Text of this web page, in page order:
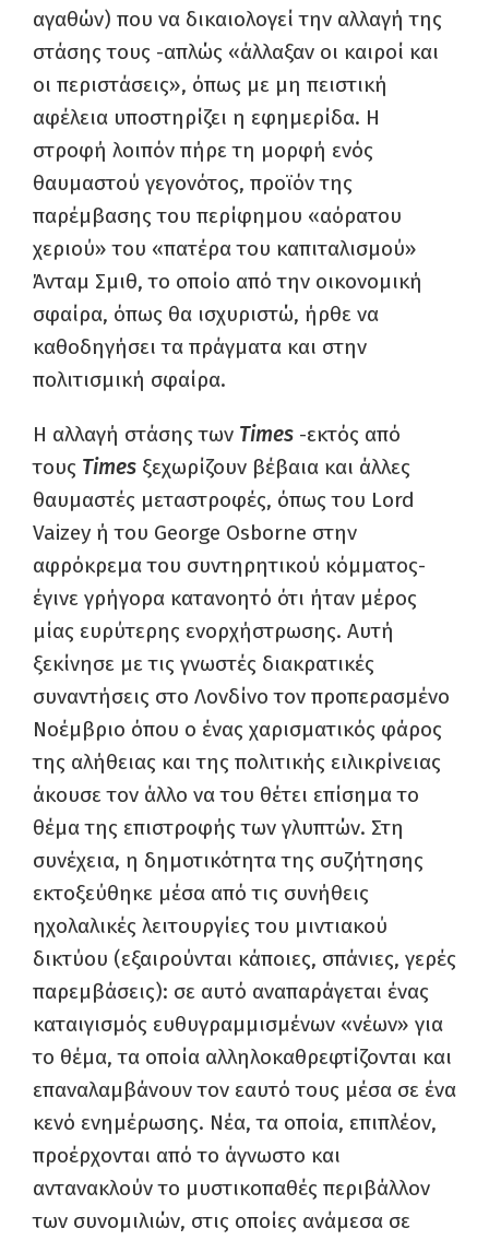
αγαθών) που να δικαιολογεί την αλλαγή της
στάσης τους -απλώς «άλλαξαν οι καιροί και
οι περιστάσεις», όπως με μη πειστική
αφέλεια υποστηρίζει η εφημερίδα. Η
στροφή λοιπόν πήρε τη μορφή ενός
θαυμαστού γεγονότος, προϊόν της
παρέμβασης του περίφημου «αόρατου
χεριού» του «πατέρα του καπιταλισμού»
Άνταμ Σμιθ, το οποίο από την οικονομική
σφαίρα, όπως θα ισχυριστώ, ήρθε να
καθοδηγήσει τα πράγματα και στην
πολιτισμική σφαίρα.
Η αλλαγή στάσης των Times -εκτός από
τους Times ξεχωρίζουν βέβαια και άλλες
θαυμαστές μεταστροφές, όπως του Lord
Vaizey ή του George Osborne στην
αφρόκρεμα του συντηρητικού κόμματος-
έγινε γρήγορα κατανοητό ότι ήταν μέρος
μίας ευρύτερης ενορχήστρωσης. Αυτή
ξεκίνησε με τις γνωστές διακρατικές
συναντήσεις στο Λονδίνο τον προπερασμένο
Νοέμβριο όπου ο ένας χαρισματικός φάρος
της αλήθειας και της πολιτικής ειλικρίνειας
άκουσε τον άλλο να του θέτει επίσημα το
θέμα της επιστροφής των γλυπτών. Στη
συνέχεια, η δημοτικότητα της συζήτησης
εκτοξεύθηκε μέσα από τις συνήθεις
ηχολαλικές λειτουργίες του μιντιακού
δικτύου (εξαιρούνται κάποιες, σπάνιες, γερές
παρεμβάσεις): σε αυτό αναπαράγεται ένας
καταιγισμός ευθυγραμμισμένων «νέων» για
το θέμα, τα οποία αλληλοκαθρεφτίζονται και
επαναλαμβάνουν τον εαυτό τους μέσα σε ένα
κενό ενημέρωσης. Νέα, τα οποία, επιπλέον,
προέρχονται από το άγνωστο και
αντανακλούν το μυστικοπαθές περιβάλλον
των συνομιλιών, στις οποίες ανάμεσα σε